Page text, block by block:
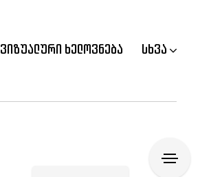
ვიზუალური ხელოვნება სხვა